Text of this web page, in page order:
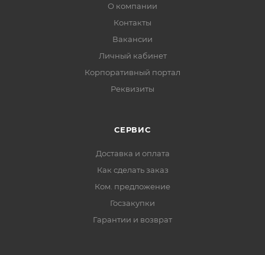
О компании
Контакты
Вакансии
Личный кабинет
Корпоративный портал
Реквизиты
СЕРВИС
Доставка и оплата
Как сделать заказ
Ком. предложение
Госзакупки
Гарантии и возврат